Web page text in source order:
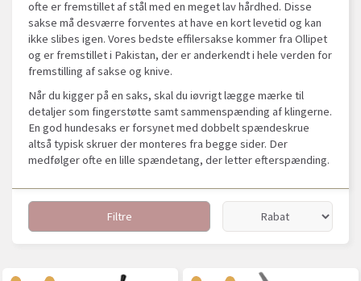
ofte er fremstillet af stål med en meget lav hårdhed. Disse
sakse må desværre forventes at have en kort levetid og kan
ikke slibes igen. Vores bedste effilersakse kommer fra Ollipet
og er fremstillet i Pakistan, der er anderkendt i hele verden for
fremstilling af sakse og knive.
Når du kigger på en saks, skal du iøvrigt lægge mærke til
detaljer som fingerstøtte samt sammenspænding af klingerne.
En god hundesaks er forsynet med dobbelt spændeskrue
altså typisk skruer der monteres fra begge sider. Der
medfølger ofte en lille spændetang, der letter efterspænding.
Filtre